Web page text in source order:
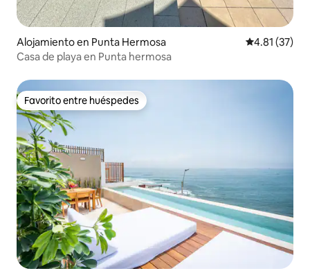
Alojamiento en Punta Hermosa Calificación
4.81 (37)
Casa de playa en Punta hermosa
Favorito entre huéspedes
Favorito entre huéspedes